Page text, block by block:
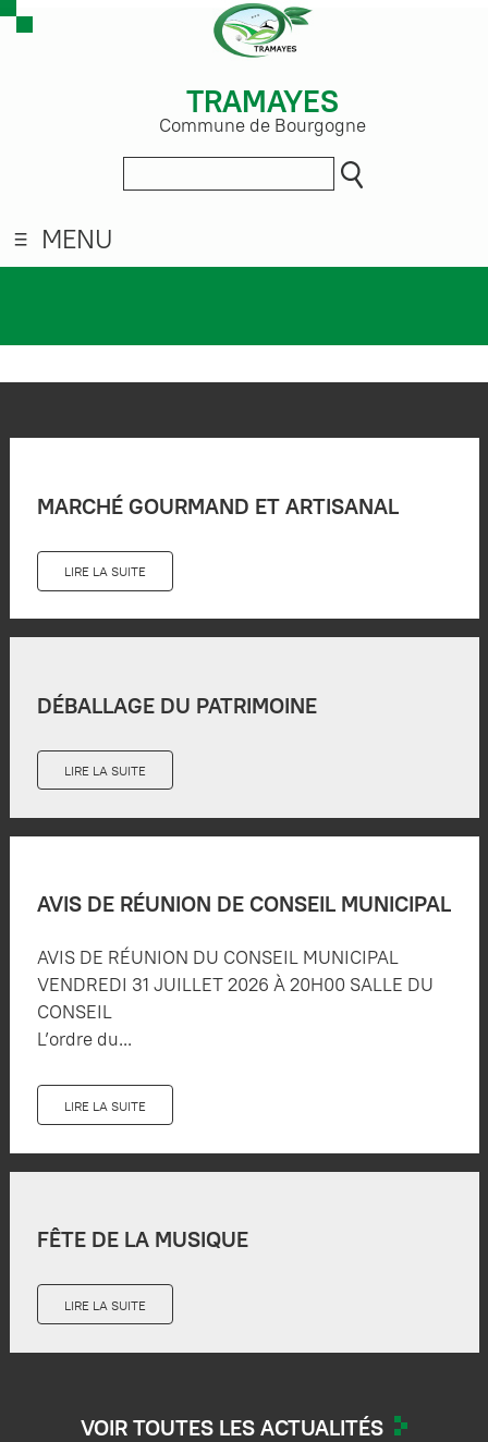
TRAMAYES
Commune de Bourgogne
MENU
MARCHÉ GOURMAND ET ARTISANAL
LIRE LA SUITE
DÉBALLAGE DU PATRIMOINE
LIRE LA SUITE
AVIS DE RÉUNION DE CONSEIL MUNICIPAL
AVIS DE RÉUNION DU CONSEIL MUNICIPAL
VENDREDI 31 JUILLET 2026 À 20H00 SALLE DU
CONSEIL
L’ordre du...
LIRE LA SUITE
FÊTE DE LA MUSIQUE
LIRE LA SUITE
VOIR TOUTES LES ACTUALITÉS